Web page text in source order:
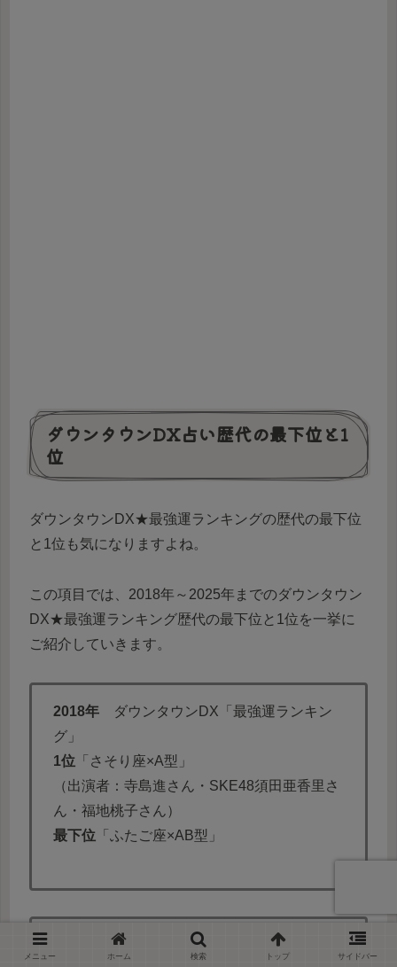
ダウンタウンDX占い歴代の最下位と1
位
ダウンタウンDX★最強運ランキングの歴代の最下位
と1位も気になりますよね。
この項目では、2018年～2025年までのダウンタウン
DX★最強運ランキング歴代の最下位と1位を一挙に
ご紹介していきます。
2018年 ダウンタウンDX「最強運ランキン
グ」
1位 「さそり座×A型」
（出演者：寺島進さん・SKE48須田亜香里さ
ん・福地桃子さん）
最下位 「ふたご座×AB型」
ダウンタウンDX「最強運ランキン
メニュー ホーム 検索 トップ サイドバー